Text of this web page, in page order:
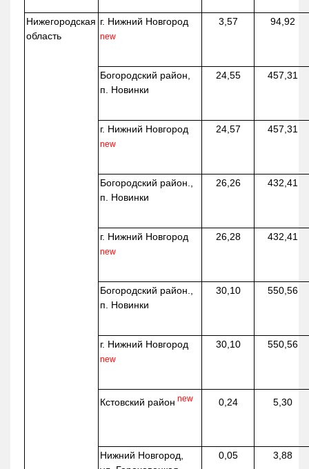
Нижегородская
область
г. Нижний Новгород
new
3,57 94,92
Богородский район,
п. Новинки
24,55 457,31
г. Нижний Новгород
new
24,57 457,31
Богородский район.,
п. Новинки
26,26 432,41
г. Нижний Новгород
new
26,28 432,41
Богородский район.,
п. Новинки
30,10 550,56
г. Нижний Новгород
new
30,10 550,56
Кстовский район new 0,24 5,30
Нижний Новгород,
0,05 3,88